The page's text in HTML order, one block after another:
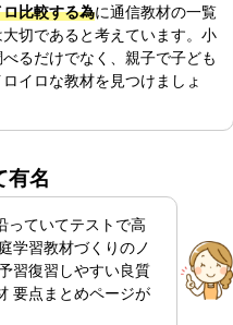
比較する為に通信教材の一覧
切であると考えています。小
るだけでなく、親子で子ども
イロな教材を見つけましょ
有名
っていてテストで高
学習教材づくりのノ
習復習しやすい良質
要点まとめページが